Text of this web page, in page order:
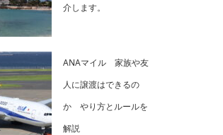
介します。
ANAマイル 家族や友
人に譲渡はできるの
か やり方とルールを
解説